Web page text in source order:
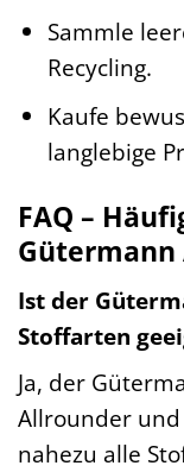
Sammle
Recycling.
Kaufe
langlebige
FAQ –
Ist der
Stoffarten
Ja, der
Allrounder
nahezu alle